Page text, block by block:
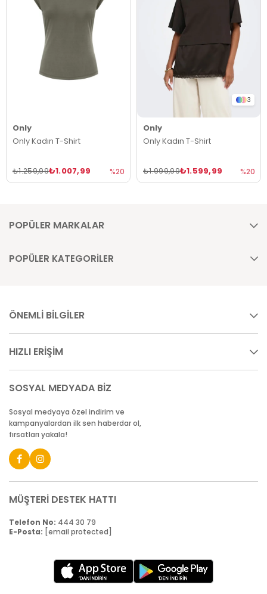
Only
Only Kadın T-Shirt
₺1.007,99
₺1.259,99 %20
3
Only
Only Kadın T-Shirt
₺1.599,99
₺1.999,99 %20
POPÜLER MARKALAR
POPÜLER KATEGORİLER
ÖNEMLİ BİLGİLER
HIZLI ERİŞİM
SOSYAL MEDYADA BİZ
Sosyal medyaya özel indirim ve
kampanyalardan ilk sen haberdar ol,
fırsatları yakala!
MÜŞTERİ DESTEK HATTI
Telefon No: 444 30 79
E-Posta: [email protected]